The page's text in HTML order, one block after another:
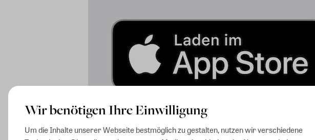
Wir benötigen Ihre Einwilligung
Um die Inhalte unserer Webseite bestmöglich zu gestalten, nutzen wir verschiedene